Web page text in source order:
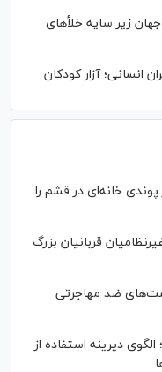
زیر سایه خلأ‌های
انسانی؛ آزار کودکان
آمریکا با بمب ۲ هزار پوندی خانه‌ای در قشم را
قربانیان بزرگ
ضد مهاجرتی
دیرینه استفاده از